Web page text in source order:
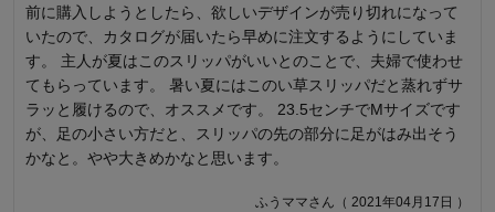
前に購入しようとしたら、欲しいデザインが売り切れになって
いたので、カタログが届いたら早めに注文するようにしていま
す。 主人が夏はこのスリッパがいいとのことで、夫婦で使わせ
てもらっています。 暑い夏にはこのい草スリッパだと蒸れずサ
ラッと履けるので、オススメです。 23.5センチでMサイズです
が、足の小さい方だと、スリッパの先の部分に足がはみ出そう
かなと。やや大きめかなと思います。
ふうママさん（ 2021年04月17日 ）
入。 よく確認しない自分もいけないのですが、あまりにもサイ
ズ幅が曖昧だと思いました。 普段の靴は23.5 このスリッパは明
らかに25センチ。 家の階段もあまりの緩さ、長さに怖くて履け
ませんでした。 家事をする主婦に、使えないスリッパはどうか
と… ベルメゾンのスリッパはほとんどがM.Lのみ。Sサイズを作
ってもらえたらデザインが豊富なだけに残念です。